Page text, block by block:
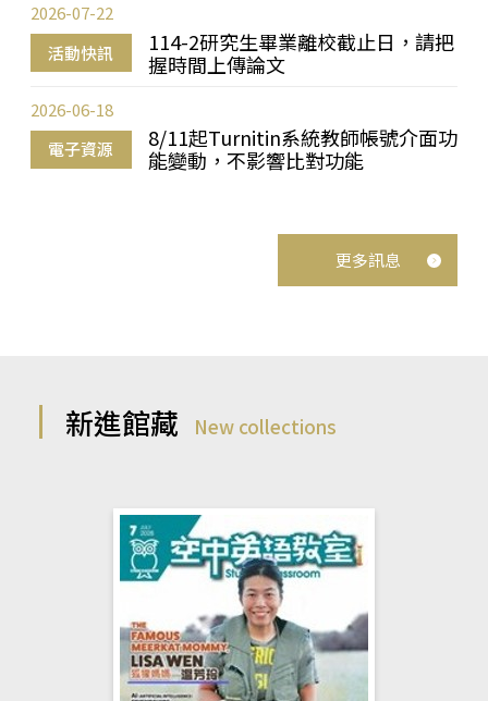
活動快訊
114-2研究生畢業離校截止日，請把
握時間上傳論文
2026-07-22
電子資源
8/11起Turnitin系統教師帳號介面功
能變動，不影響比對功能
2026-06-18
更多訊息
新進館藏 New collections